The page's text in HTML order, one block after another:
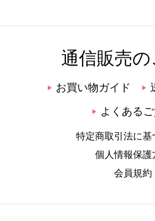
通信販売の
▶ お買い物ガイド ▶
▶ よくある
特定商取引法に基
個人情報保護
会員規約